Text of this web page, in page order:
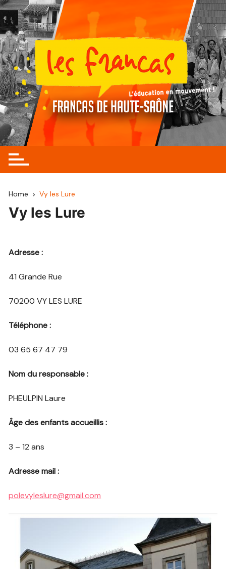
Skip
to
content
Home Vy les Lure
Vy les Lure
Adresse :
41 Grande Rue
70200 VY LES LURE
Téléphone :
03 65 67 47 79
Nom du responsable :
PHEULPIN Laure
Âge des enfants accueillis :
3 – 12 ans
Adresse mail :
polevyleslure@gmail.com